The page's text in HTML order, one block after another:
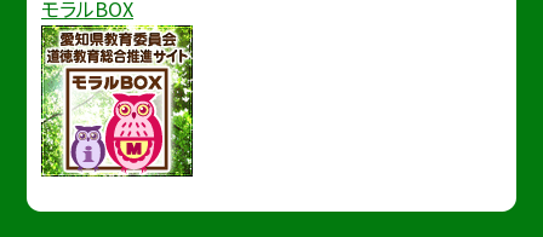
モラルBOX